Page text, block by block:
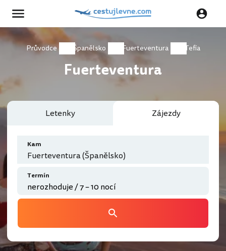
Průvodce Španělsko Fuerteventura Tefía
Fuerteventura
Letenky Zájezdy
Kam
Fuerteventura (Španělsko)
Termín